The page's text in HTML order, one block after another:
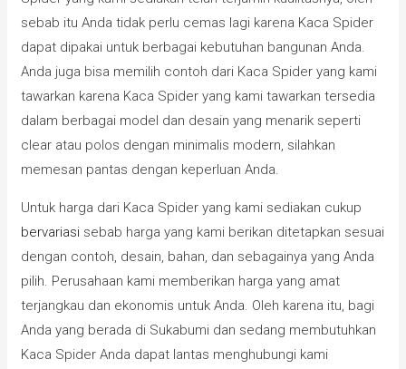
sebab itu Anda tidak perlu cemas lagi karena Kaca Spider
dapat dipakai untuk berbagai kebutuhan bangunan Anda.
Anda juga bisa memilih contoh dari Kaca Spider yang kami
tawarkan karena Kaca Spider yang kami tawarkan tersedia
dalam berbagai model dan desain yang menarik seperti
clear atau polos dengan minimalis modern, silahkan
memesan pantas dengan keperluan Anda.
Untuk harga dari Kaca Spider yang kami sediakan cukup
bervariasi sebab harga yang kami berikan ditetapkan sesuai
dengan contoh, desain, bahan, dan sebagainya yang Anda
pilih. Perusahaan kami memberikan harga yang amat
terjangkau dan ekonomis untuk Anda. Oleh karena itu, bagi
Anda yang berada di Sukabumi dan sedang membutuhkan
Kaca Spider Anda dapat lantas menghubungi kami